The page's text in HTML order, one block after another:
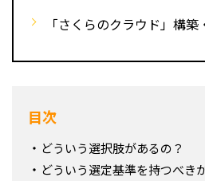
「さくらのクラウド」構
目次
どういう選択肢があるの？
どういう選定基準を持つべき